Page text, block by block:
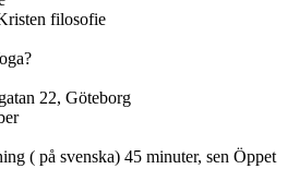
filosofie
22, Göteborg
( på svenska) 45 minuter, sen Öppet